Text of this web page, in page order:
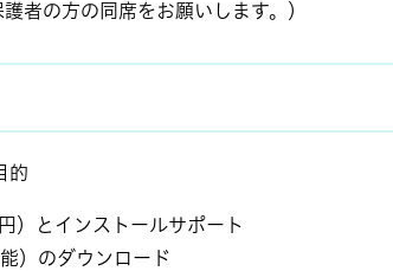
者の方の同席をお願いします。）
的
）とインストールサポート
のダウンロード